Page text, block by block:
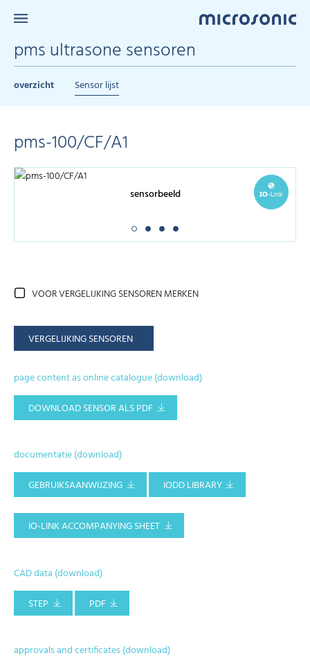
pms ultrasone sensoren
overzicht Sensor lijst
pms-100/CF/A1
sensorbeeld
VOOR VERGELIJKING SENSOREN MERKEN
VERGELIJKING SENSOREN
page content as online catalogue (download)
DOWNLOAD SENSOR ALS PDF
documentatie (download)
GEBRUIKSAANWIJZING
IODD LIBRARY
IO-LINK ACCOMPANYING SHEET
CAD data (download)
STEP
PDF
approvals and certificates (download)